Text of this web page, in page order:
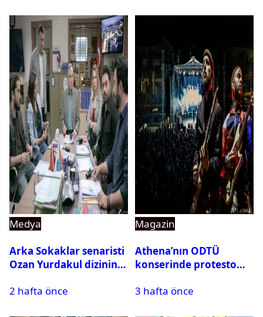
Medya
Arka Sokaklar senaristi
Ozan Yurdakul dizinin
2 hafta önce
Magazin
Athena’nın ODTÜ
konserinde protesto
3 hafta önce